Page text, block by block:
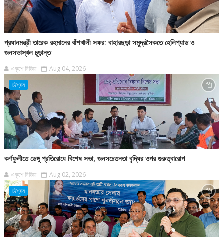
প্রধানমন্ত্রী তারেক রহমানের বাঁশখালী সফর: বাহারছড়া সমুদ্রসৈকতে হেলিপ্যাড ও
জনসভাস্থল চূড়ান্ত
একুশে মিডিয়া Aug 04, 2026
চট্টগ্রাম
কর্ণফুলীতে ডেঙ্গু প্রতিরোধে বিশেষ সভা, জনসচেতনতা বৃদ্ধির ওপর গুরুত্বারোপ
একুশে মিডিয়া Aug 02, 2026
চট্টগ্রাম